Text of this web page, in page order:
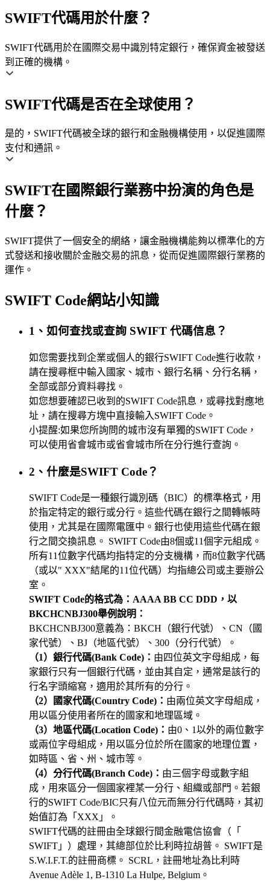
SWIFT代碼用於什麼？
SWIFT代碼用於在國際交易中識別特定銀行，確保資金被發送
到正確的機構。
SWIFT代碼是否在全球使用？
是的，SWIFT代碼被全球的銀行和金融機構使用，以促進國際
支付和通訊。
SWIFT在國際銀行業務中扮演的角色是
什麼？
SWIFT提供了一個安全的網絡，讓金融機構能夠以標準化的方
式發送和接收關於金融交易的訊息，從而促進國際銀行業務的
運作。
SWIFT Code網站小知識
1、如何查找或查詢 SWIFT 代碼信息？
如您需要找到企業或個人的銀行SWIFT Code進行收款，
請在搜尋框中輸入國家、城市、銀行名稱、分行名稱，
全部或部分資料尋找。
如您想要確認已收到的SWIFT Code訊息，或尋找對應地
址，請在搜尋方塊中直接輸入SWIFT Code。
小提醒:如果您所詢問的城市沒有單獨的SWIFT Code，
可以使用省會城市或省會城市所在分行進行查詢。
2、什麼是SWIFT Code？
SWIFT Code是一種銀行識別碼（BIC）的標準格式，用
於指定特定的銀行或分行。這些代碼在銀行之間轉帳時
使用，尤其是在國際電匯中。銀行也使用這些代碼在銀
行之間交換訊息。 SWIFT Code由8個或11個字元組成。
所有11位數字代碼均指特定的分支機構，而8位數字代碼
（或以" XXX"結尾的11位代碼）均指總公司或主要辦公
室。
SWIFT Code的格式為：AAAA BB CC DDD，以
BKCHCNBJ300舉例說明：
BKCHCNBJ300意義為：BKCH（銀行代號）、CN（國
家代號）、BJ（地區代號）、300（分行代號）。
（1）銀行代碼(Bank Code)： 由四位英文字母組成，每
家銀行只有一個銀行代碼，並由其自定，通常是該行的
行名字頭縮寫，適用於其所有的分行。
（2）國家代碼(Country Code)： 由兩位英文字母組成，
用以區分使用者所在的國家和地理區域。
（3）地區代碼(Location Code)： 由0、1以外的兩位數字
或兩位字母組成，用以區分位於所在國家的地理位置，
如時區、省、州、城市等。
（4）分行代碼(Branch Code)： 由三個字母或數字組
成，用來區分一個國家裡某一分行、組織或部門。若銀
行的SWIFT Code/BIC只有八位元而無分行代碼時，其初
始值訂為「XXX」。
SWIFT代碼的註冊由全球銀行間金融電信協會（「
SWIFT」）處理，其總部位於比利時拉胡普。 SWIFT是
S.W.I.F.T.的註冊商標。 SCRL，註冊地址為比利時
Avenue Adèle 1, B-1310 La Hulpe, Belgium。